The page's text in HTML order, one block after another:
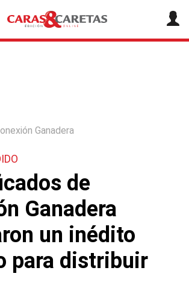
Ganadera
de
Ganadera
un inédito
para distribuir